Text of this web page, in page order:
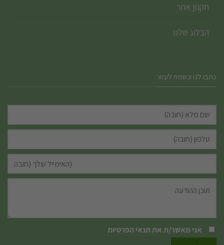
תקנון אתר
הבלוג שלנו
כתבו לנו ונשמח לעזור
אני מאשר/ת אתתנאי הפרטיות